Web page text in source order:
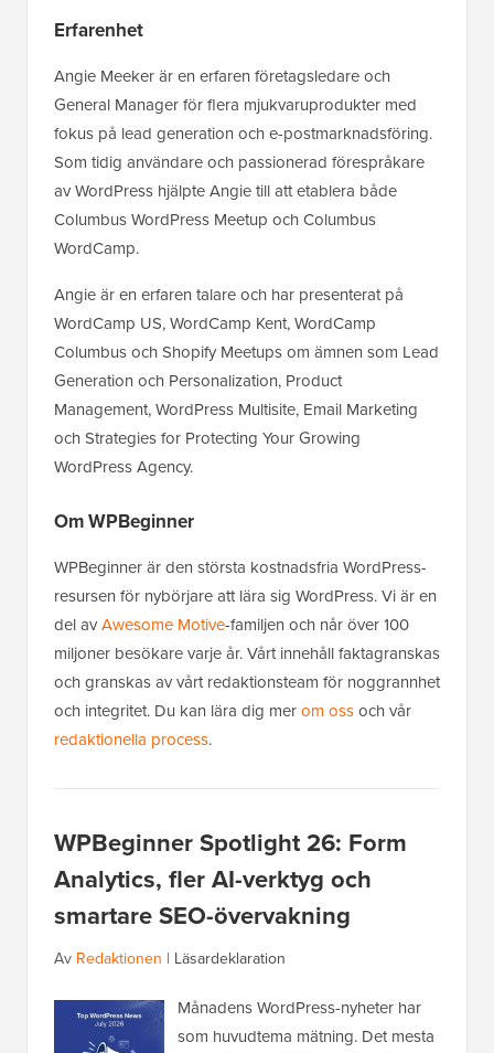
Erfarenhet
Angie Meeker är en erfaren företagsledare och
General Manager för flera mjukvaruprodukter med
fokus på lead generation och e-postmarknadsföring.
Som tidig användare och passionerad förespråkare
av WordPress hjälpte Angie till att etablera både
Columbus WordPress Meetup och Columbus
WordCamp.
Angie är en erfaren talare och har presenterat på
WordCamp US, WordCamp Kent, WordCamp
Columbus och Shopify Meetups om ämnen som Lead
Generation och Personalization, Product
Management, WordPress Multisite, Email Marketing
och Strategies for Protecting Your Growing
WordPress Agency.
Om WPBeginner
WPBeginner är den största kostnadsfria WordPress-
resursen för nybörjare att lära sig WordPress. Vi är en
del avAwesome Motive-familjen och når över 100
miljoner besökare varje år. Vårt innehåll faktagranskas
och granskas av vårt redaktionsteam för noggrannhet
och integritet. Du kan lära dig merom ossoch vår
redaktionella process.
WPBeginner Spotlight 26: Form
Analytics, fler AI-verktyg och
smartare SEO-övervakning
Av Redaktionen | Läsardeklaration
Månadens WordPress-nyheter har
som huvudtema mätning. Det mesta